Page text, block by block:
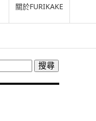
關於FURIKAKE